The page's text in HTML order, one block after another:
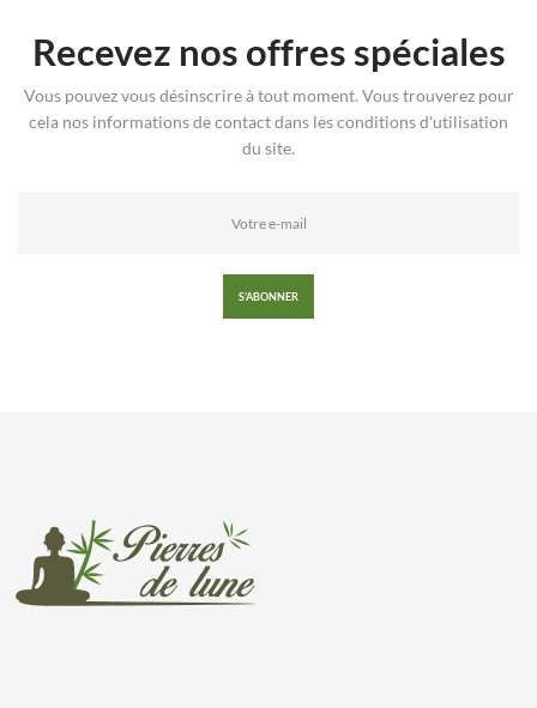
Recevez nos offres spéciales
Vous pouvez vous désinscrire à tout moment. Vous trouverez pour
cela nos informations de contact dans les conditions d'utilisation
du site.